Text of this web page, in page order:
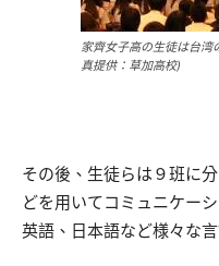
家齊女子高の生徒は台湾
真提供：草加高校)
その後、生徒らは９班に
どを用いてコミュニケー
英語、日本語など様々な